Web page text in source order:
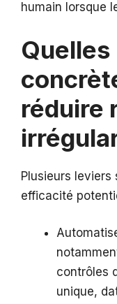
humain lorsque
réduire
Plusieurs
efficacité
contrôles
unique,